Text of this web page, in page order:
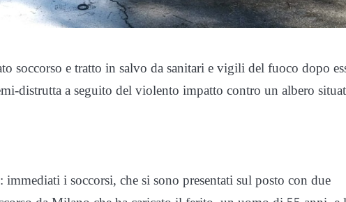
soccorso e tratto in salvo da sanitari e vigili del fuoco dopo
distrutta a seguito del violento impatto contro un albero
i soccorsi, che si sono presentati sul posto con due